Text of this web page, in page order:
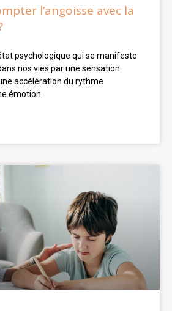
l’angoisse avec la
psychologique qui se manifeste
nos vies par une sensation
accélération du rythme
émotion